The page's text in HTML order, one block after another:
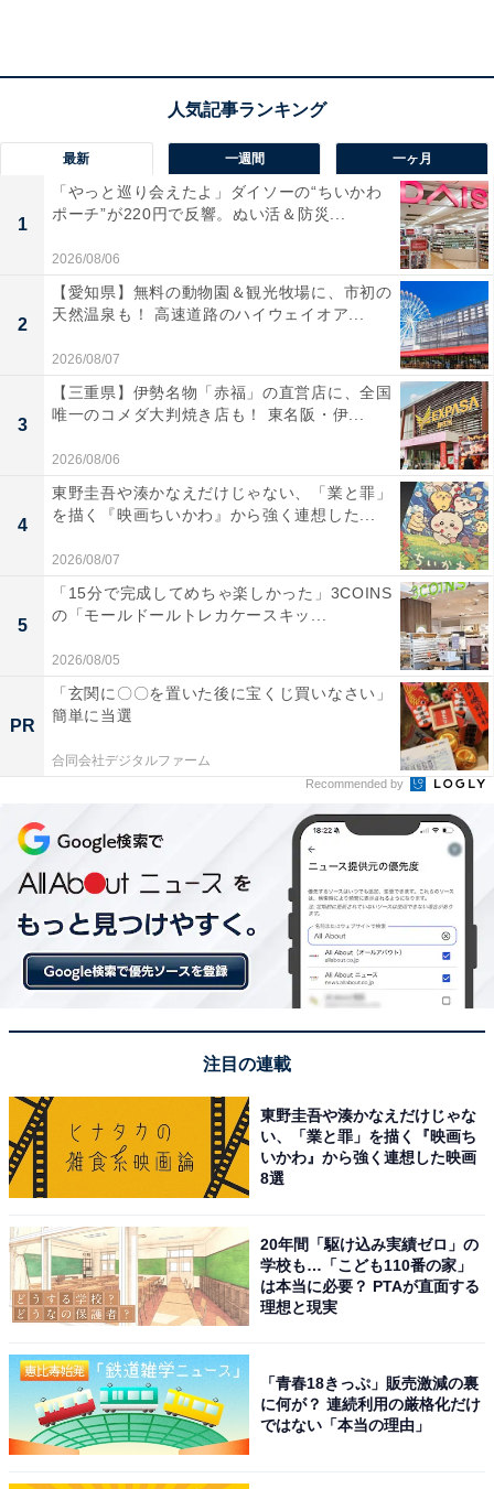
所在地：福岡県朝倉市杷木志波203-1
交通手段：大分自動車道朝倉ICから車で約15分
料金
大人1名：1万1000円
※料金は公式Webサイト参考価格
※プラン・部屋により価格は変動します
チェックイン・チェックアウト
チェックイン：15:00から
チェックアウト：10:00まで
※プランにより時間が異なる可能性があります
【福岡県の人気ホテル】「原鶴温泉 ビューホ
テル平成」は筑後平野と筑後川を一望できる
絶景の宿
湯」を心ゆくまで堪能できる宿
最新 一週間 一ヶ月
1
「やっと巡り会えたよ」ダイソーの“ちいかわ
ポーチ”が220円で反響。ぬい活＆防災...
2026/08/06
2
【愛知県】無料の動物園＆観光牧場に、市初の
天然温泉も！ 高速道路のハイウェイオア...
2026/08/07
3
【三重県】伊勢名物「赤福」の直営店に、全国
唯一のコメダ大判焼き店も！ 東名阪・伊...
2026/08/06
4
東野圭吾や湊かなえだけじゃない、「業と罪」
を描く『映画ちいかわ』から強く連想した...
2026/08/07
5
「15分で完成してめちゃ楽しかった」3COINS
の「モールドールトレカケースキッ...
2026/08/05
PR
「玄関に〇〇を置いた後に宝くじ買いなさい」
簡単に当選
合同会社デジタルファーム
Recommended by
注目の連載
東野圭吾や湊かなえだけじゃな
い、「業と罪」を描く『映画ち
いかわ』から強く連想した映画
8選
20年間「駆け込み実績ゼロ」の
学校も…「こども110番の家」
は本当に必要？ PTAが直面する
理想と現実
「青春18きっぷ」販売激減の裏
に何が？ 連続利用の厳格化だけ
ではない「本当の理由」